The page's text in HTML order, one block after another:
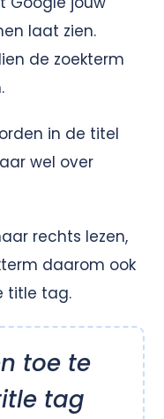
laat zien.
de zoekterm
in de titel
wel over
rechts lezen,
daarom ook
title tag.
toe te
tag